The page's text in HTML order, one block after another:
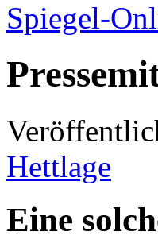
Spiegel-
Hettlage
Eine